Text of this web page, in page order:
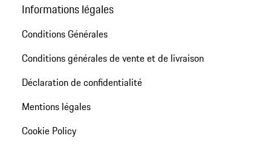
Informations légales
Conditions Générales
Conditions générales de vente et de livraison
Déclaration de confidentialité
Mentions légales
Cookie Policy